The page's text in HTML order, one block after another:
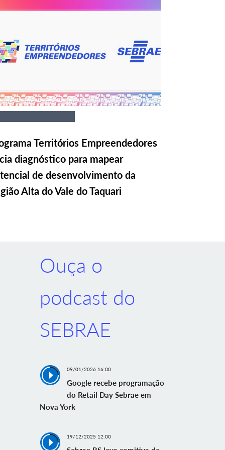
Territórios Empreendedores
diagnóstico para mapear
de desenvolvimento da
Alta do Vale do Taquari
Ouça o
podcast do
SEBRAE
09/01/2026 16:00
Google recebe programação
do Retail Day Sebrae em
Nova York
19/12/2025 12:00